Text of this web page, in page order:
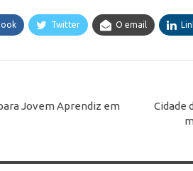
Twitter O email
Jovem Aprendiz em
Cidade